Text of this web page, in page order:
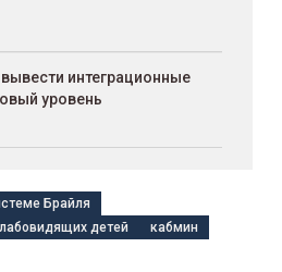
интеграционные
уровень
Брайля
детей
кабмин